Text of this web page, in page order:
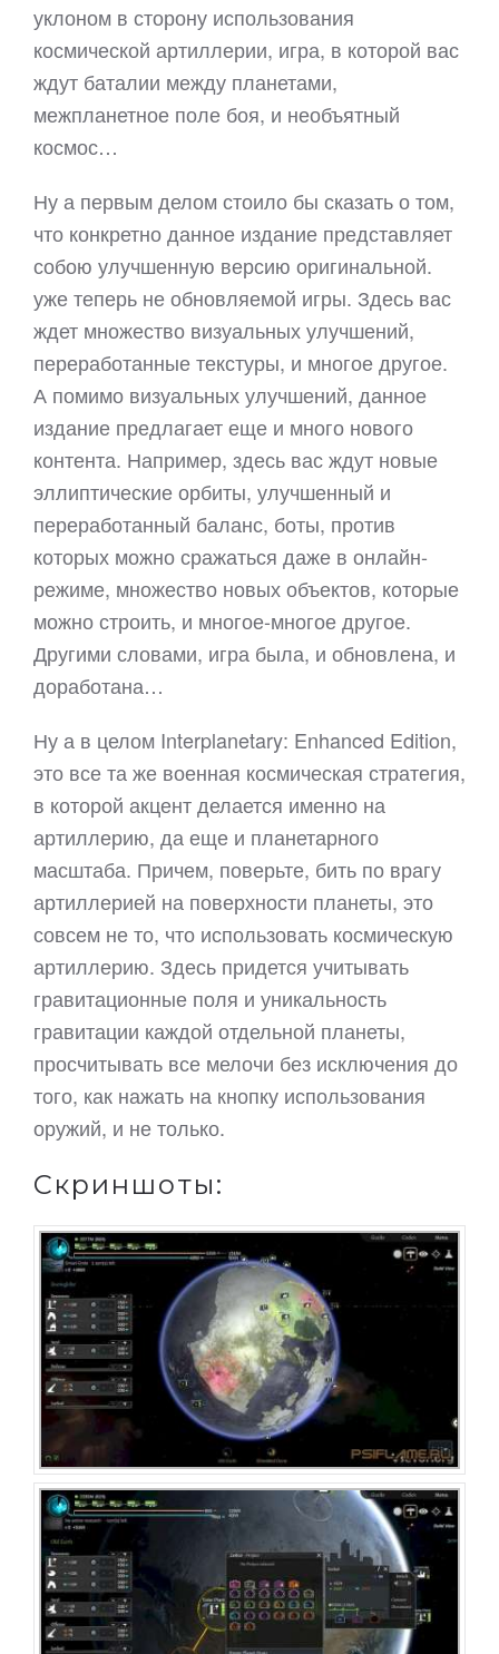
уклоном в сторону использования
космической артиллерии, игра, в которой вас
ждут баталии между планетами,
межпланетное поле боя, и необъятный
космос…
Ну а первым делом стоило бы сказать о том,
что конкретно данное издание представляет
собою улучшенную версию оригинальной.
уже теперь не обновляемой игры. Здесь вас
ждет множество визуальных улучшений,
переработанные текстуры, и многое другое.
А помимо визуальных улучшений, данное
издание предлагает еще и много нового
контента. Например, здесь вас ждут новые
эллиптические орбиты, улучшенный и
переработанный баланс, боты, против
которых можно сражаться даже в онлайн-
режиме, множество новых объектов, которые
можно строить, и многое-многое другое.
Другими словами, игра была, и обновлена, и
доработана…
Ну а в целом Interplanetary: Enhanced Edition,
это все та же военная космическая стратегия,
в которой акцент делается именно на
артиллерию, да еще и планетарного
масштаба. Причем, поверьте, бить по врагу
артиллерией на поверхности планеты, это
совсем не то, что использовать космическую
артиллерию. Здесь придется учитывать
гравитационные поля и уникальность
гравитации каждой отдельной планеты,
просчитывать все мелочи без исключения до
того, как нажать на кнопку использования
оружий, и не только.
Скриншоты: